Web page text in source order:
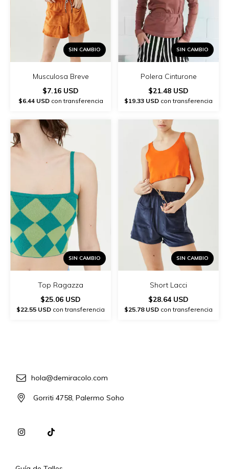
SIN CAMBIO
Musculosa Breve
$7.16 USD
$6.44 USDcon transferencia
SIN CAMBIO
Polera Cinturone
$21.48 USD
$19.33 USD con transferencia
SIN CAMBIO
Top Ragazza
$25.06 USD
$22.55 USD con transferencia
SIN CAMBIO
Short Lacci
$28.64 USD
$25.78 USD con transferencia
hola@demiracolo.com
Gorriti 4758, Palermo Soho